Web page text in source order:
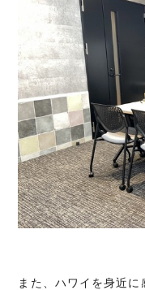
また、ハワイを身近